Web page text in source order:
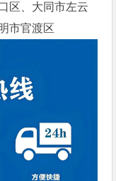
区、大同市左云
市官渡区